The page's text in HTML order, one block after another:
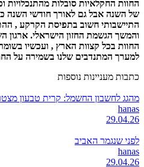
החוות החקלאיות סובלות
של השנה אבל גם לאורך חודשי השנה
התיישבותי חשוב בתפיסת הקרקע ,
והמשך הגשמת החזון הישראלי. ארגון
החוות בכל קצוות הארץ , ועכשיו
למערך המתנדבים שלנו בשמירה על
כתבות מעניינות נוספות
מהגג לחשבון החשמל: קרית טבעון
hanas
29.04.26
לפני שנגמר האביב
hanas
29.04.26